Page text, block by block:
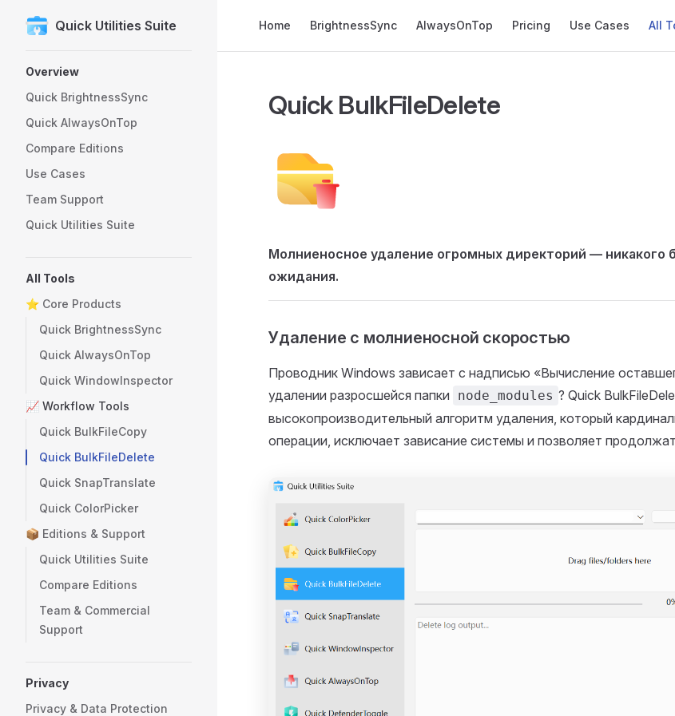
Skip to content
Quick Utilities Suite Home BrightnessSync AlwaysOnTop Pricing Use Cases All
Overview
Quick BrightnessSync
Quick AlwaysOnTop
Compare Editions
Use Cases
Team Support
Quick Utilities Suite
All Tools
⭐ Core Products
Quick BrightnessSync
Quick AlwaysOnTop
Quick WindowInspector
📈 Workflow Tools
Quick BulkFileCopy
Quick BulkFileDelete
Quick SnapTranslate
Quick ColorPicker
📦 Editions & Support
Quick Utilities Suite
Compare Editions
Team & Commercial
Support
Privacy
Privacy & Data Protection
Quick BulkFileDelete
Молниеносное удаление огромных директорий — никакого
ожидания.
Удаление с молниеносной скоростью
Проводник Windows зависает с надписью «Вычисление
удалении разросшейся папки
node_modules ? Quick
высокопроизводительный алгоритм удаления, который
операции, исключает зависание системы и позволяет